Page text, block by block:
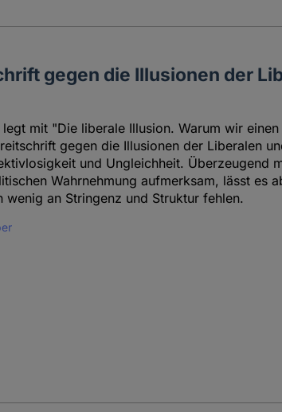
gegen die Illusionen der
mit "Die liberale Illusion. Warum wir einen
gegen die Illusionen der Liberalen
und Ungleichheit. Überzeugend
Wahrnehmung aufmerksam, lässt es
wenig an Stringenz und Struktur fehlen.